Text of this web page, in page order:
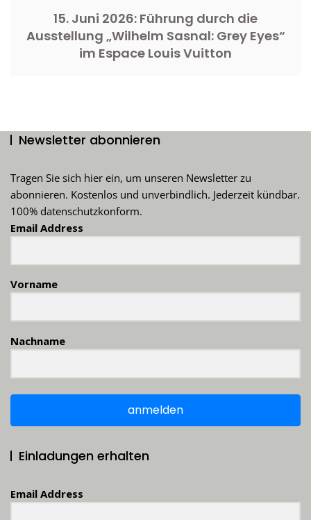
15. Juni 2026: Führung durch die
Ausstellung „Wilhelm Sasnal: Grey Eyes“
im Espace Louis Vuitton
Newsletter abonnieren
Tragen Sie sich hier ein, um unseren Newsletter zu
abonnieren. Kostenlos und unverbindlich. Jederzeit kündbar.
100% datenschutzkonform.
Email Address
Vorname
Nachname
anmelden
Einladungen erhalten
Email Address